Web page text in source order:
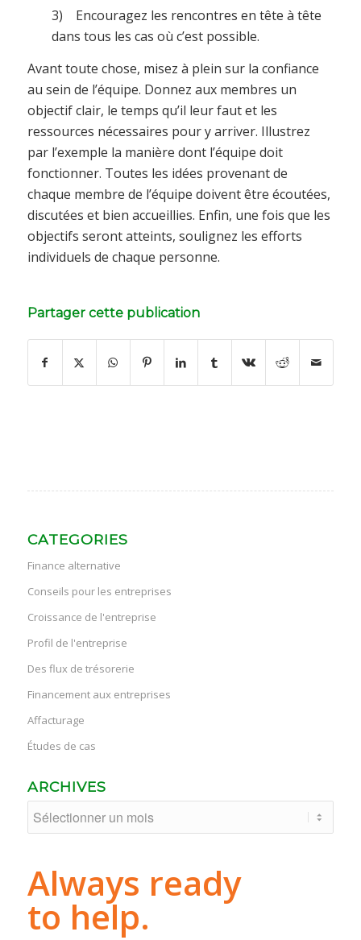
3) Encouragez les rencontres en tête à tête
dans tous les cas où c’est possible.
Avant toute chose, misez à plein sur la confiance
au sein de l’équipe. Donnez aux membres un
objectif clair, le temps qu’il leur faut et les
ressources nécessaires pour y arriver. Illustrez
par l’exemple la manière dont l’équipe doit
fonctionner. Toutes les idées provenant de
chaque membre de l’équipe doivent être écoutées,
discutées et bien accueillies. Enfin, une fois que les
objectifs seront atteints, soulignez les efforts
individuels de chaque personne.
Partager cette publication
CATEGORIES
Finance alternative
Conseils pour les entreprises
Croissance de l'entreprise
Profil de l'entreprise
Des flux de trésorerie
Financement aux entreprises
Affacturage
Études de cas
ARCHIVES
Always ready
to help.